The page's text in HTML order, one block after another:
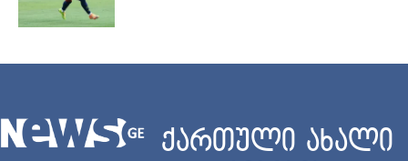
ქართული ახალი